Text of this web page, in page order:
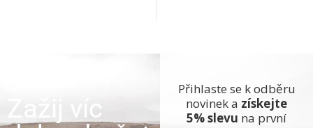
Zažij víc
Přihlaste se k odběru
novinek a získejte
5% slevu na první